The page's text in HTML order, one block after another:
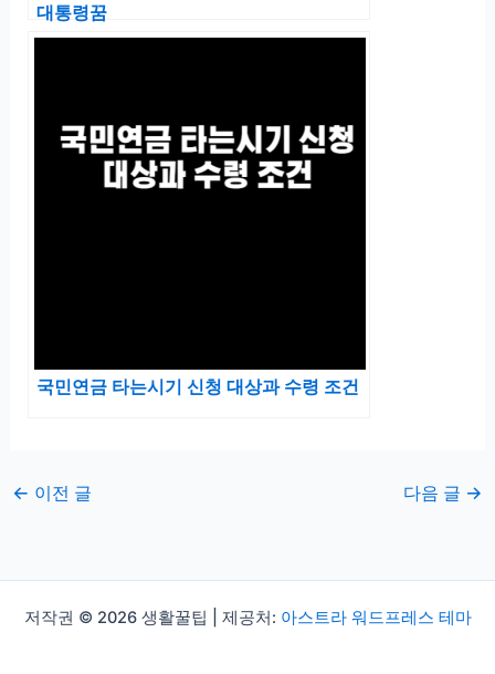
대통령꿈
국민연금 타는시기 신청 대상과 수령 조건
← 이전 글 다음 글 →
저작권 © 2026 생활꿀팁 | 제공처: 아스트라 워드프레스 테마